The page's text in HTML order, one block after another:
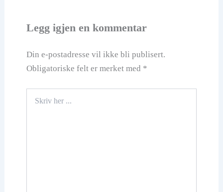
Legg igjen en kommentar
Din e-postadresse vil ikke bli publisert.
Obligatoriske felt er merket med *